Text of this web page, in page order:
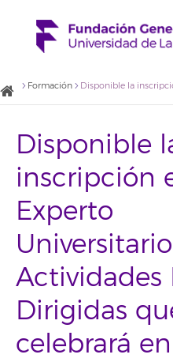
Formación
Disponible
inscripción
Experto
Actividades
Dirigidas
celebrará